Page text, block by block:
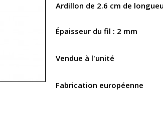
Ardillon de 2.6 cm de
Épaisseur du fil : 2 mm
Vendue à l'unité
Fabrication européenne